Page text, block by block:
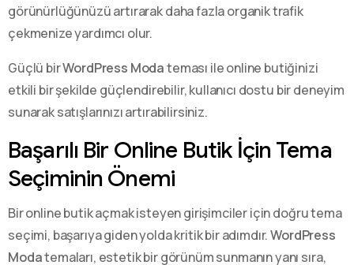
görünürlüğünüzü artırarak daha fazla organik trafik
çekmenize yardımcı olur.
Güçlü birWordPress Modateması ile online butiğinizi
etkili bir şekilde güçlendirebilir, kullanıcı dostu bir deneyim
sunarak satışlarınızı artırabilirsiniz.
Başarılı Bir Online Butik İçin Tema
Seçiminin Önemi
Bir online butik açmak isteyen girişimciler için doğru tema
seçimi, başarıya giden yolda kritik bir adımdır.WordPress
Modatemaları, estetik bir görünüm sunmanın yanı sıra,